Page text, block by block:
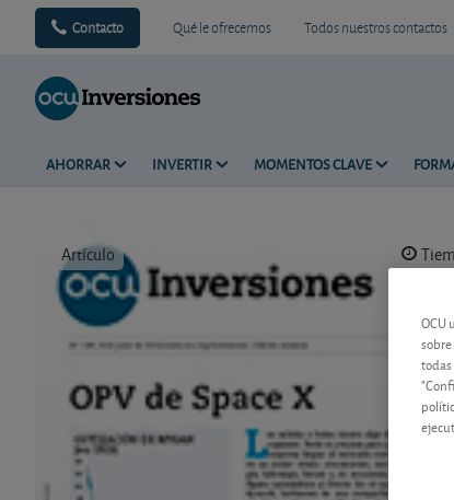
Contacto Qué le ofrecemos Todos nuestros contactos
AHORRAR INVERTIR MOMENTOS CLAVE
Artículo
OCU